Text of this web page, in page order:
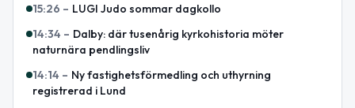
15:26 – LUGI Judo sommar dagkollo
14:34 – Dalby: där tusenårig kyrkohistoria möter
naturnära pendlingsliv
14:14 – Ny fastighetsförmedling och uthyrning
registrerad i Lund